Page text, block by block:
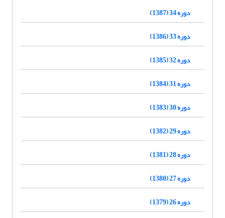
دوره 34 (1387)
دوره 33 (1386)
دوره 32 (1385)
دوره 31 (1384)
دوره 30 (1383)
دوره 29 (1382)
دوره 28 (1381)
دوره 27 (1380)
دوره 26 (1379)